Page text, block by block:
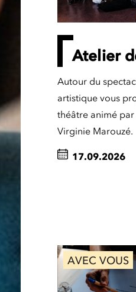
Atelier
Autour du
artistique vous
théâtre animé
Virginie Marouzé.
17.09.2026
AVEC VOUS